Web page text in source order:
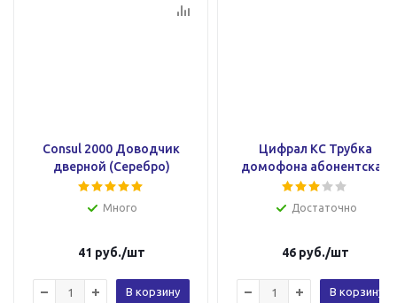
Consul 2000 Доводчик
дверной (Серебро)
Много
41 руб./шт
В корзину
Цифрал КС Трубка
домофона абонентская
Достаточно
46руб./шт
В корзину